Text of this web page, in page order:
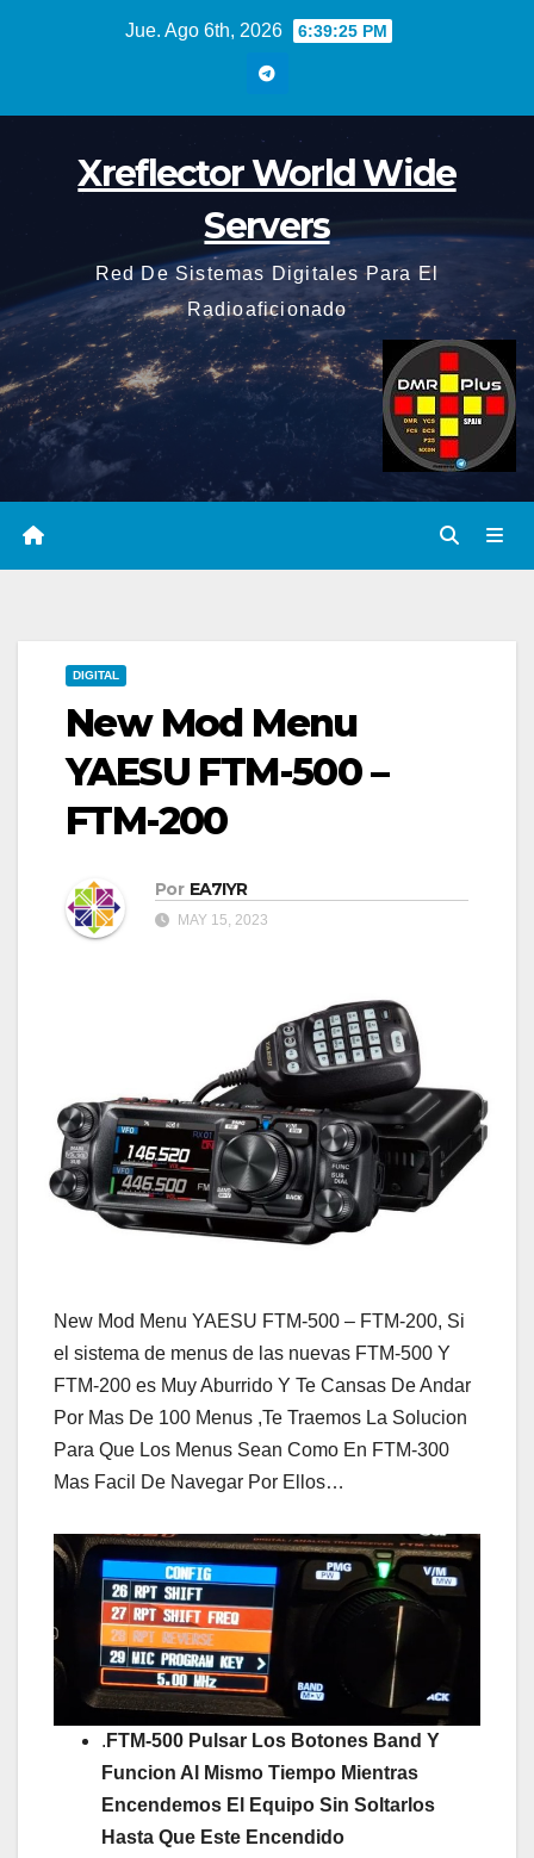
Jue. Ago 6th, 2026 6:39:26 PM
Xreflector World Wide
Servers
Red De Sistemas Digitales Para El
Radioaficionado
DIGITAL
New Mod Menu
YAESU FTM-500 –
FTM-200
Por EA7IYR
MAY 15, 2023
New Mod Menu YAESU FTM-500 – FTM-200, Si
el sistema de menus de las nuevas FTM-500 Y
FTM-200 es Muy Aburrido Y Te Cansas De Andar
Por Mas De 100 Menus ,Te Traemos La Solucion
Para Que Los Menus Sean Como En FTM-300
Mas Facil De Navegar Por Ellos…
. FTM-500 Pulsar Los Botones Band Y
Funcion Al Mismo Tiempo Mientras
Encendemos El Equipo Sin Soltarlos
Hasta Que Este Encendido